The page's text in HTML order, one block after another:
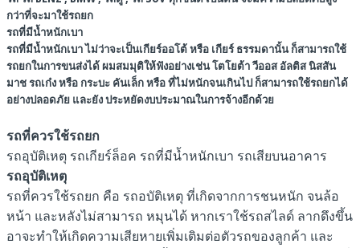
กว่าที่จะมาใช้รถยก
รถที่มีน้ำหนักเบา
รถที่มีน้ำหนักเบา ไม่ว่าจะเป็นเกียร์ออโต้ หรือ เกียร์ ธรรมดานั้น ก็สามารถใช้
รถยกในการขนส่งได้ ผมสมมุติให้ฟังอย่างเช่น โตโยต้า วีออส อัลติส นิสสัน
มาช รถเก๋ง หรือ กระบะ คันเล็ก หรือ ที่ไม่หนักจนเกินไป ก็สามารถใช้รถยกได้
อย่างปลอดภัย และยัง ประหยัดงบประมาณในการจ้างอีกด้วย
รถที่ควรใช้รถยก
รถอุบัติเหตุ รถเกียร์ล็อค รถที่มีน้ำหนักเบา รถเสียบนอาคาร
รถอุบัติเหตุ
รถที่ควรใช้รถยก คือ รถอบัติเหตุ ที่เกิดจากการชนหนัก จนล้อ
หน้า และหลังไม่สามารถ หมุนได้ หากเราใช้รถสไลด์ ลากดึงขึ้น
อาจะทำให้เกิดความเสียหายเพิ่มเติมต่อตัวรถของลูกค้า และ